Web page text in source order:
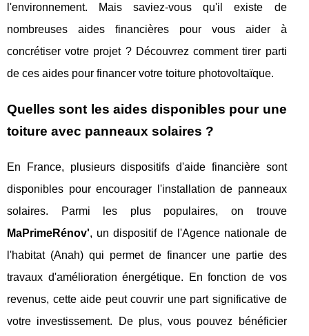
l'environnement. Mais saviez-vous qu'il existe de
nombreuses aides financières pour vous aider à
concrétiser votre projet ? Découvrez comment tirer parti
de ces aides pour financer votre toiture photovoltaïque.
Quelles sont les aides disponibles pour une
toiture avec panneaux solaires ?
En France, plusieurs dispositifs d'aide financière sont
disponibles pour encourager l'installation de panneaux
solaires. Parmi les plus populaires, on trouve
MaPrimeRénov', un dispositif de l'Agence nationale de
l'habitat (Anah) qui permet de financer une partie des
travaux d'amélioration énergétique. En fonction de vos
revenus, cette aide peut couvrir une part significative de
votre investissement. De plus, vous pouvez bénéficier